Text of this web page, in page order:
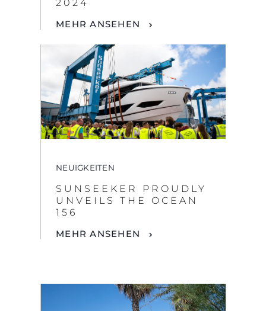
NEUIGKEITEN
SUNSEEKER PROUDLY
UNVEILS THE OCEAN
156